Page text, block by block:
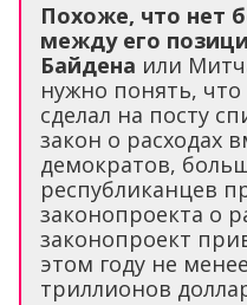
Похоже, что нет
между его
Байдена или
нужно понять,
сделал на посту
закон о расходах
демократов,
республиканцев
законопроекта о
законопроект
этом году не
триллионов